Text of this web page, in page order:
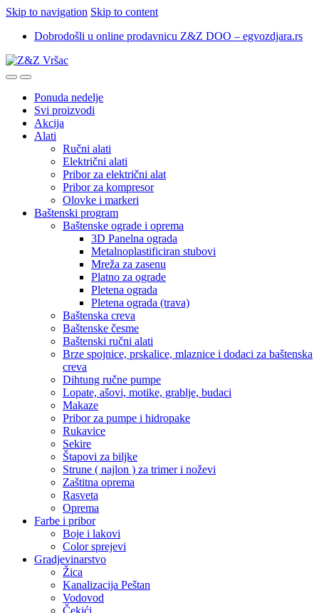
Skip to navigation Skip to content
Dobrodošli u online prodavnicu Z&Z DOO – egvozdjara.rs
Ponuda nedelje
Svi proizvodi
Akcija
Alati
Ručni alati
Električni alati
Pribor za električni alat
Pribor za kompresor
Olovke i markeri
Baštenski program
Baštenske ograde i oprema
3D Panelna ograda
Metalnoplastificiran stubovi
Mreža za zasenu
Platno za ograde
Pletena ograda
Pletena ograda (trava)
Baštenska creva
Baštenske česme
Baštenski ručni alati
Brze spojnice, prskalice, mlaznice i dodaci za baštenska
creva
Dihtung ručne pumpe
Lopate, ašovi, motike, grablje, budaci
Makaze
Pribor za pumpe i hidropake
Rukavice
Sekire
Štapovi za biljke
Strune ( najlon ) za trimer i noževi
Zaštitna oprema
Rasveta
Oprema
Farbe i pribor
Boje i lakovi
Color sprejevi
Gradjevinarstvo
Žica
Kanalizacija Peštan
Vodovod
Čekići